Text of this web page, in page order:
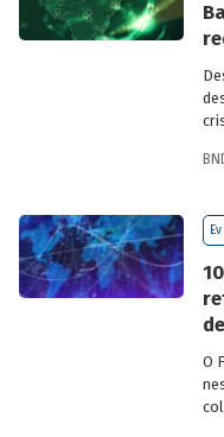
da
O